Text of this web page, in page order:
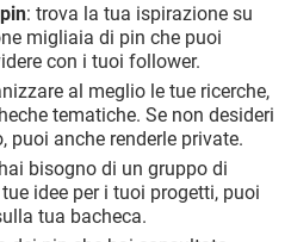
: trova la tua ispirazione su
migliaia di pin che puoi
con i tuoi follower.
al meglio le tue ricerche,
tematiche. Se non desideri
puoi anche renderle private.
bisogno di un gruppo di
idee per i tuoi progetti, puoi
tua bacheca.